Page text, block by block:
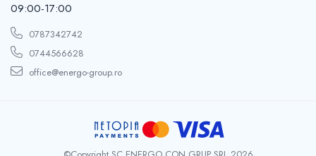
09:00-17:00
0787342742
0744566628
office@energo-group.ro